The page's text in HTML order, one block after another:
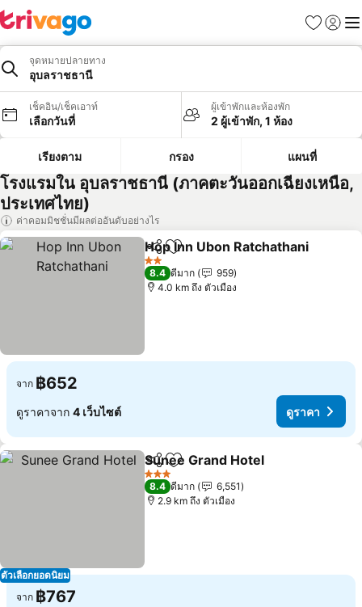
รายการโป
เข้าสู่ร
เมนู
จุดหมายปลายทาง
อุบลราชธานี
เช็คอิน/เช็คเอาท์
เลือกวันที่
ผู้เข้าพักและห้องพัก
2 ผู้เข้าพัก, 1 ห้อง
เรียงตาม กรอง แผนที่
โรงแรมใน อุบลราชธานี (ภาคตะวันออกเฉียงเหนือ,
ประเทศไทย)
ค่าคอมมิชชั่นมีผลต่ออันดับอย่างไร
แชร์ เพิ่มในรายการโปรด
Hop Inn Ubon Ratchathani
2 ดาว
8.4 ดีมาก
959
4.0 km ถึง ตัวเมือง
จาก ฿652
ดูราคาจาก 4 เว็บไซต์ ดูราคา
ตัวเลือกยอดนิยม
แชร์ เพิ่มในรายการโปรด
Sunee Grand Hotel
3 ดาว
8.4 ดีมาก
6,551
2.9 km ถึง ตัวเมือง
จาก ฿767